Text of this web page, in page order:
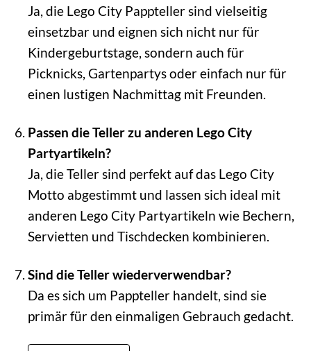
Ja, die Lego City Pappteller sind vielseitig
einsetzbar und eignen sich nicht nur für
Kindergeburtstage, sondern auch für
Picknicks, Gartenpartys oder einfach nur für
einen lustigen Nachmittag mit Freunden.
Passen die Teller zu anderen Lego City
Partyartikeln?
Ja, die Teller sind perfekt auf das Lego City
Motto abgestimmt und lassen sich ideal mit
anderen Lego City Partyartikeln wie Bechern,
Servietten und Tischdecken kombinieren.
Sind die Teller wiederverwendbar?
Da es sich um Pappteller handelt, sind sie
primär für den einmaligen Gebrauch gedacht.